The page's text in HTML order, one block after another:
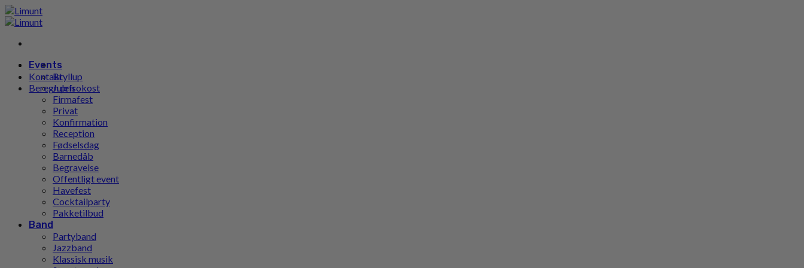
Gå
til
Events
Bryllup
Julefrokost
Firmafest
Privat
Konfirmation
Reception
Fødselsdag
Barnedåb
Begravelse
Offentligt event
Havefest
Cocktailparty
Pakketilbud
Band
Partyband
Jazzband
Klassisk musik
Kontakt
Beregn pris